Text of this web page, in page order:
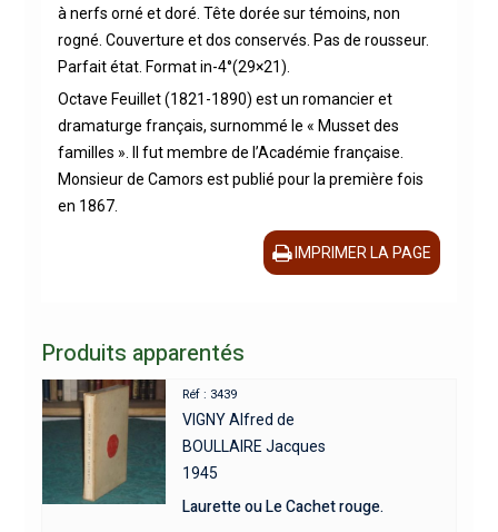
à nerfs orné et doré. Tête dorée sur témoins, non
rogné. Couverture et dos conservés. Pas de rousseur.
Parfait état. Format in-4°(29×21).
Octave Feuillet (1821-1890) est un romancier et
dramaturge français, surnommé le « Musset des
familles ». Il fut membre de l’Académie française.
Monsieur de Camors est publié pour la première fois
en 1867.
IMPRIMER LA PAGE
Produits apparentés
Réf : 3439
VIGNY Alfred de
BOULLAIRE Jacques
1945
Laurette ou Le Cachet rouge.